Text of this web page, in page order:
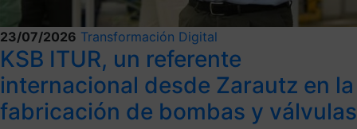
23/07/2026 Transformación Digital
KSB ITUR, un referente
internacional desde Zarautz en la
fabricación de bombas y válvulas